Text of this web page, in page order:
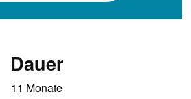
Dauer
11 Monate